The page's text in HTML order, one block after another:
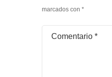
marcados con *